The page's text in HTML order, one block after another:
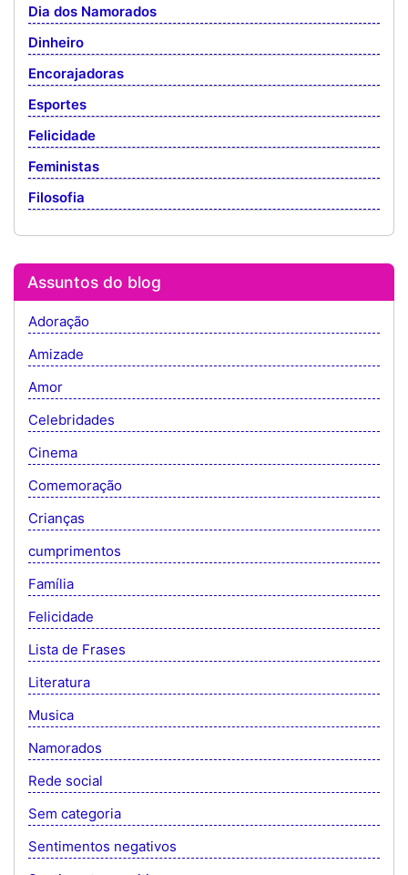
Dia dos Namorados
Dinheiro
Encorajadoras
Esportes
Felicidade
Feministas
Filosofia
Assuntos do blog
Adoração
Amizade
Amor
Celebridades
Cinema
Comemoração
Crianças
cumprimentos
Família
Felicidade
Lista de Frases
Literatura
Musica
Namorados
Rede social
Sem categoria
Sentimentos negativos